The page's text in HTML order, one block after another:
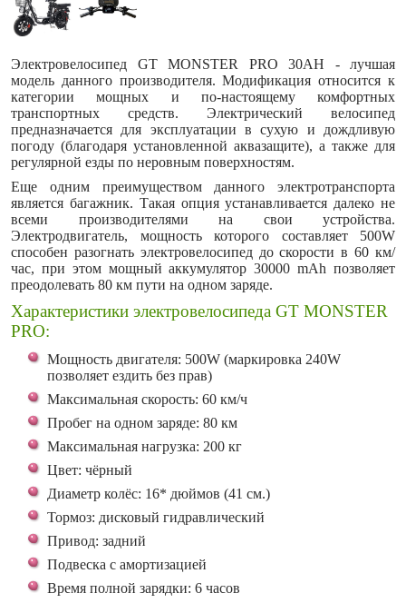
Электровелосипед GT MONSTER PRO 30AH
- лучшая
модель данного производителя. Модификация относится к
категории мощных и по-настоящему комфортных
транспортных средств. Электрический велосипед
предназначается для эксплуатации в сухую и дождливую
погоду (благодаря установленной аквазащите), а также для
регулярной езды по неровным поверхностям.
Еще одним преимуществом данного электротранспорта
является багажник. Такая опция устанавливается далеко не
всеми производителями на свои устройства.
Электродвигатель, мощность которого составляет 500W
способен разогнать электровелосипед до скорости в 60 км/
час, при этом мощный аккумулятор 30000 mAh позволяет
преодолевать 80 км пути на одном заряде.
Характеристики электровелосипеда GT MONSTER
PRO:
Мощность двигателя: 500W (маркировка 240W
позволяет ездить без прав)
Максимальная скорость: 60 км/ч
Пробег на одном заряде: 80 км
Максимальная нагрузка: 200 кг
Цвет: чёрный
Диаметр колёс: 16* дюймов (41 см.)
Тормоз: дисковый гидравлический
Привод: задний
Подвеска с амортизацией
Время полной зарядки: 6 часов